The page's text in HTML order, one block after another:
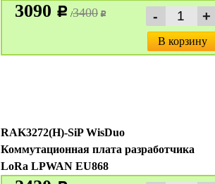
3090 c /3400 c
В корзину
RAK3272(H)-SiP WisDuo
Коммутационная плата разработчика
LoRa LРWAN EU868